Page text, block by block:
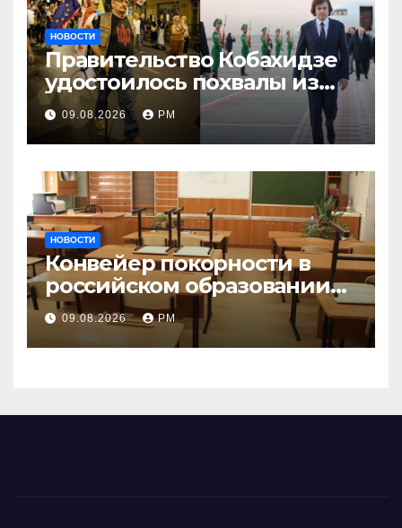
НОВОСТИ
Правительство Кобахидзе
удостоилось похвалы из
Москвы
09.08.2026 РМ
НОВОСТИ
Конвейер покорности в
российском образовании
наталкивается на
сопротивление
09.08.2026 РМ